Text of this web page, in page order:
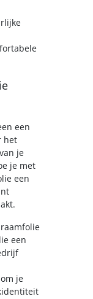
een
het
je
je met
een
een
je